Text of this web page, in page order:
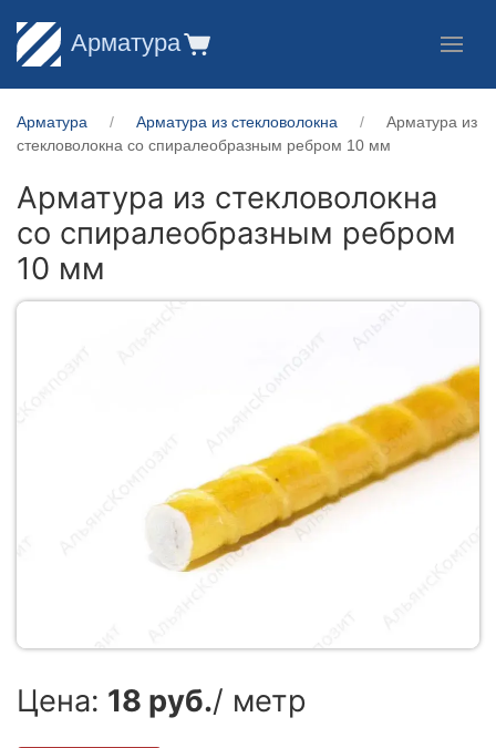
Арматура
Арматура Арматура из стекловолокна
Арматура из
стекловолокна со спиралеобразным ребром 10 мм
Арматура из стекловолокна
со спиралеобразным ребром
10 мм
Цена: 18 руб./ метр